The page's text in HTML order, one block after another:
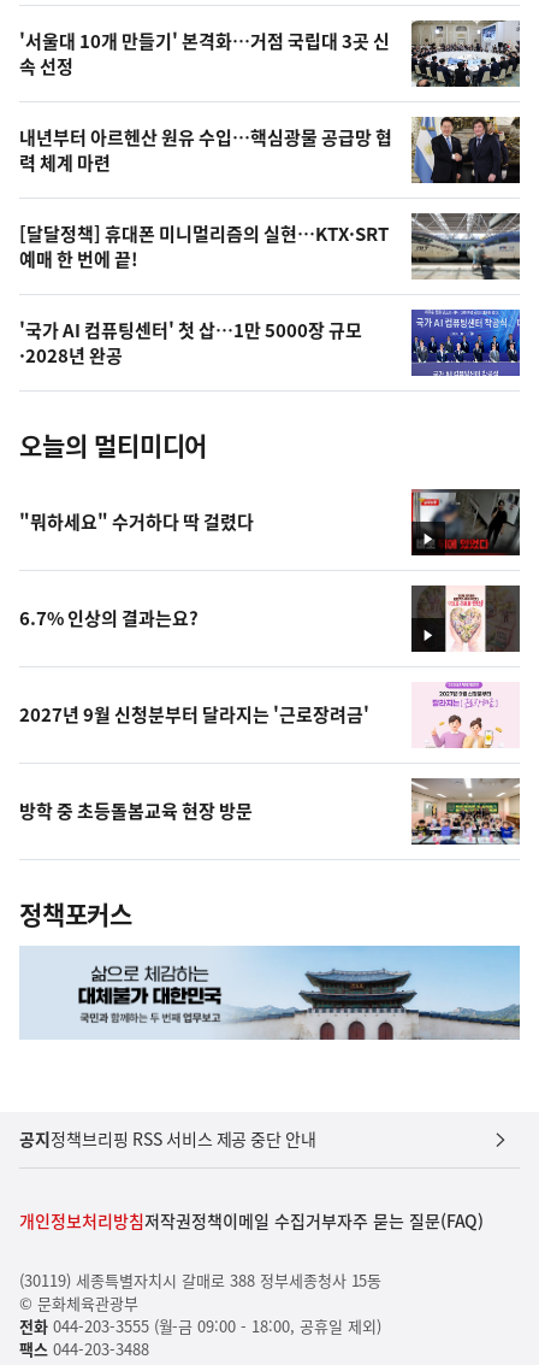
오
늘
의
영
상
오
늘
의
사
진
'서울대 10개 만들기' 본격화…거점 국립대 3곳 신
속 선정
내년부터 아르헨산 원유 수입…핵심광물 공급망 협
력 체계 마련
[달달정책] 휴대폰 미니멀리즘의 실현…KTX·SRT
예매 한 번에 끝!
'국가 AI 컴퓨팅센터' 첫 삽…1만 5000장 규모
·2028년 완공
오늘의 멀티미디어
영
상
"뭐하세요" 수거하다 딱 걸렸다
영
상
6.7% 인상의 결과는요?
2027년 9월 신청분부터 달라지는 '근로장려금'
방학 중 초등돌봄교육 현장 방문
정책포커스
공지정책브리핑 RSS 서비스 제공 중단 안내
개인정보처리방침저작권정책이메일 수집거부자주 묻는 질문(FAQ)
(30119) 세종특별자치시 갈매로 388 정부세종청사 15동
© 문화체육관광부
전화044-203-3555 (월-금 09:00 - 18:00, 공휴일 제외)
팩스 044-203-3488